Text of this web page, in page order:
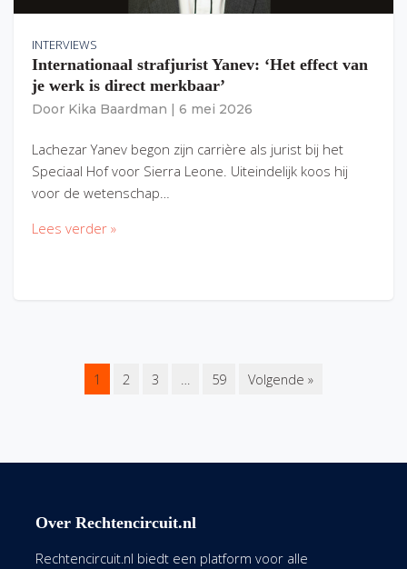
INTERVIEWS
Internationaal strafjurist Yanev: ‘Het effect van
je werk is direct merkbaar’
Door Kika Baardman 6 mei 2026
Lachezar Yanev begon zijn carrière als jurist bij het
Speciaal Hof voor Sierra Leone. Uiteindelijk koos hij
voor de wetenschap…
Lees verder »
1 2 3 … 59 Volgende »
Over Rechtencircuit.nl
Rechtencircuit.nl biedt een platform voor alle